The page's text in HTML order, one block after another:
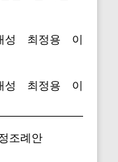
성 최정용 이
성 최정용 이
조례안